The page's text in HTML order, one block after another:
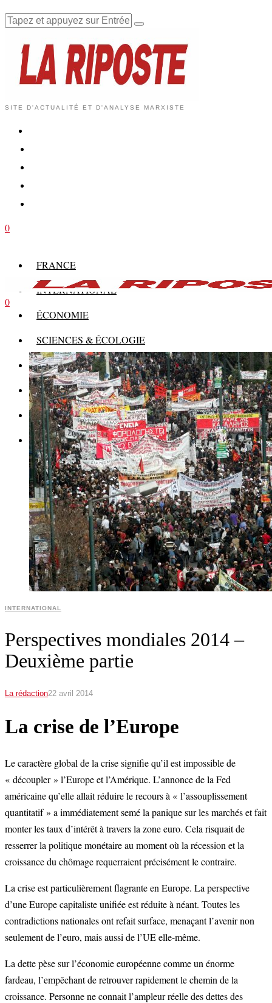
SITE D'ACTUALITÉ ET D'ANALYSE MARXISTE
0
FRANCE
INTERNATIONAL
ÉCONOMIE
SCIENCES & ÉCOLOGIE
HISTOIRE
THÉORIE
CULTURE
MULTIMÉDIAS
0
INTERNATIONAL
Perspectives mondiales 2014 –
Deuxième partie
La rédaction22 avril 2014
La crise de l’Europe
Le caractère global de la crise signifie qu’il est impossible de
« découpler » l’Europe et l’Amérique. L’annonce de la Fed
américaine qu’elle allait réduire le recours à « l’assouplissement
quantitatif » a immédiatement semé la panique sur les marchés et fait
monter les taux d’intérêt à travers la zone euro. Cela risquait de
resserrer la politique monétaire au moment où la récession et la
croissance du chômage requerraient précisément le contraire.
La crise est particulièrement flagrante en Europe. La perspective
d’une Europe capitaliste unifiée est réduite à néant. Toutes les
contradictions nationales ont refait surface, menaçant l’avenir non
seulement de l’euro, mais aussi de l’UE elle-même.
La dette pèse sur l’économie européenne comme un énorme
fardeau, l’empêchant de retrouver rapidement le chemin de la
croissance. Personne ne connait l’ampleur réelle des dettes des